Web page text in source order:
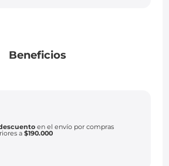
Beneficios
en el envío por compras
a$190.000